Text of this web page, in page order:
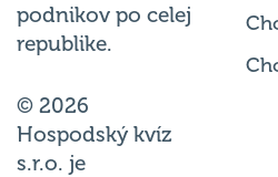
podnikov po celej
republike.
© 2026
Hospodský kvíz
s.r.o. je